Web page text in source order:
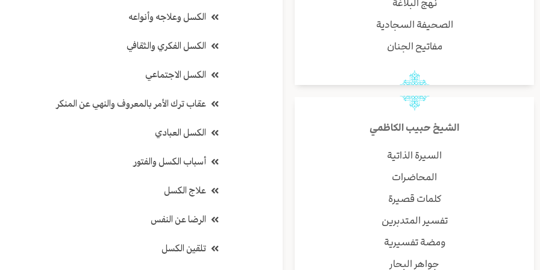
نهج البلاغة
الصحيفة السجادية
مفاتيح الجنان
الشيخ حبيب الكاظمي
السيرة الذاتية
المحاضرات
كلمات قصيرة
تفسير المتدبرين
ومضة تفسيرية
جواهر البحار
الكسل وعلاجه وأنواعه
الكسل الفكري والثقافي
الكسل الاجتماعي
عقاب ترك الأمر بالمعروف والنهي عن المنكر
الكسل العبادي
أسباب الكسل والفتور
علاج الكسل
الرضا عن النفس
تلقين الكسل